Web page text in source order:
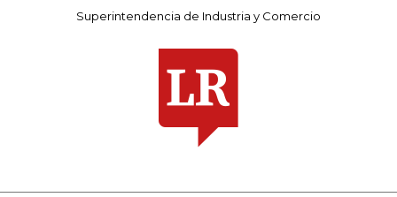
Superintendencia de Industria y Comercio